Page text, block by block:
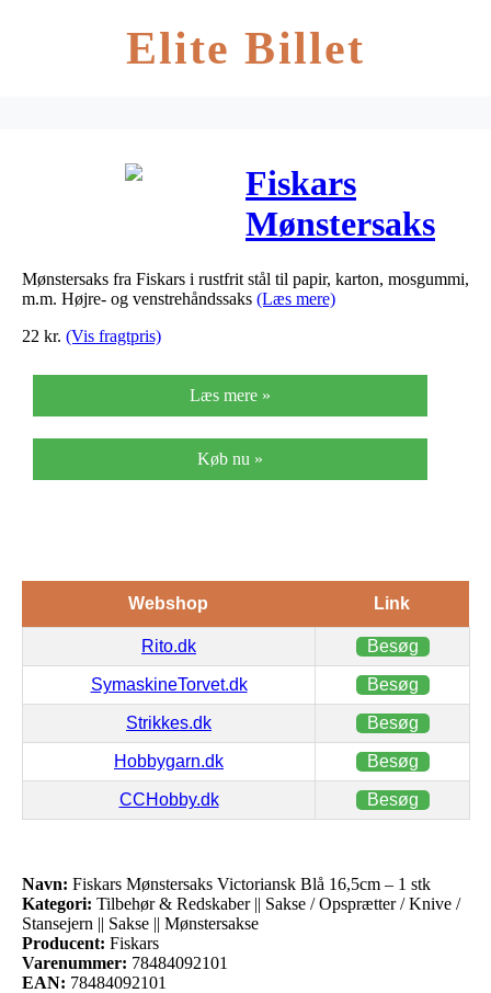
Elite Billet
Fiskars
Mønstersaks
Victoriansk
Blå 16,5cm – 1
Mønstersaks fra Fiskars i rustfrit stål til papir, karton, mosgummi,
m.m. Højre- og venstrehåndssaks (Læs mere)
22 kr. (Vis fragtpris)
Læs mere »
Køb nu »
Webshop Link
Rito.dk Besøg
SymaskineTorvet.dk Besøg
Strikkes.dk Besøg
Hobbygarn.dk Besøg
CCHobby.dk Besøg
Navn: Fiskars Mønstersaks Victoriansk Blå 16,5cm – 1 stk
Kategori: Tilbehør & Redskaber || Sakse / Opsprætter / Knive /
Stansejern || Sakse || Mønstersakse
Producent: Fiskars
Varenummer: 78484092101
EAN: 78484092101